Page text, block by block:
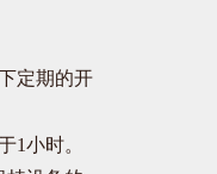
定期的开
小时。